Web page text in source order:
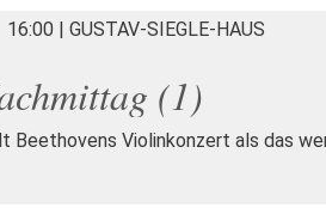
16:00 | GUSTAV-SIEGLE-HAUS
(1)
Beethovens Violinkonzert als das